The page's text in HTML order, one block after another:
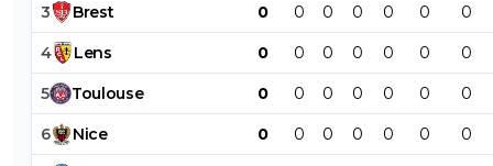
3 Brest 0 0 0 0 0 0 0
4 Lens 0 0 0 0 0 0 0
5 Toulouse 0 0 0 0 0 0 0
6 Nice 0 0 0 0 0 0 0